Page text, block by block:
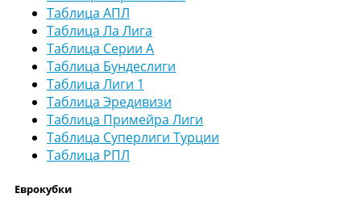
Таблица АПЛ
Таблица Ла Лига
Таблица Серии А
Таблица Бундеслиги
Таблица Лиги 1
Таблица Эредивизи
Таблица Примейра Лиги
Таблица Суперлиги Турции
Таблица РПЛ
Еврокубки